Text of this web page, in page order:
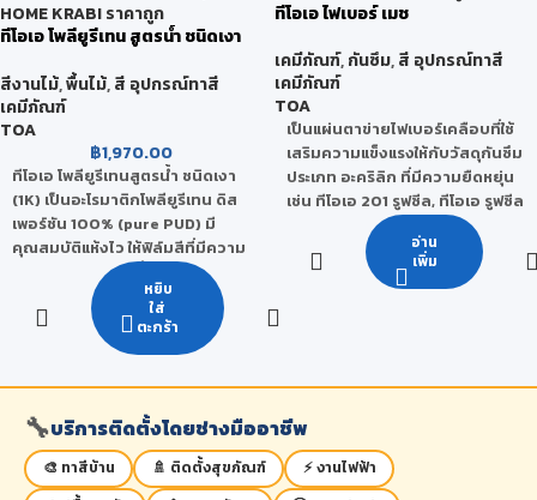
ทีโอเอ โพลียูรีเทน สูตรน้ำ ชนิดเงา
สีงานไม้,พื้นไม้,สี อุปกรณ์ทาสี
เคมีภัณฑ์
TOA
฿1,970.00
ทีโอเอ โพลียูรีเทนสูตรน้ำ ชนิดเงา
(1K) เป็นอะโรมาติกโพลียูรีเทน ดิส
เพอร์ชัน 100% (pure PUD) มี
คุณสมบัติแห้งไว ให้ฟิล์มสีที่มีความ
เงาสูง ยึดเกาะกับเนื้อไม้ได้ดีเยี่ยม
ทนทานต่อการขัดถู การขูดขีด และ
แอลกอฮอล์ได้ดี ฟิล์มสีใส ช่วยให้ไม้
มีสีอำพันอ่อนๆ ไม่ต่างจากโพลียูรี
หยิบ
ใส่
ตะกร้า
ทีโอเอ ไฟเบอร์ เมช
เคมีภัณฑ์,กันซึม,สี อุปกรณ์ทาสี
เคมีภัณฑ์
TOA
เป็นแผ่นตาข่ายไฟเบอร์เคลือบที่ใช้
เสริมความแข็งแรงให้กับวัสดุกันซึม
ประเภท อะคริลิก ที่มีความยืดหยุ่น
เช่น ทีโอเอ 201 รูฟซีล, ทีโอเอ รูฟซีล
ซันบล็อก, ทีโอเอ วอเตอร์ บล็อก
หรือ ทีโอเอ ฟลอร์ซีล ใช้แทนลวด
กรงไก่ ในการฉาบปูน แก้ไขรอย
อ่าน
เพิ่ม
🔧บริการติดตั้งโดยช่างมืออาชีพ
🎨 ทาสีบ้าน 🚿 ติดตั้งสุขภัณฑ์
⚡ งานไฟฟ้า